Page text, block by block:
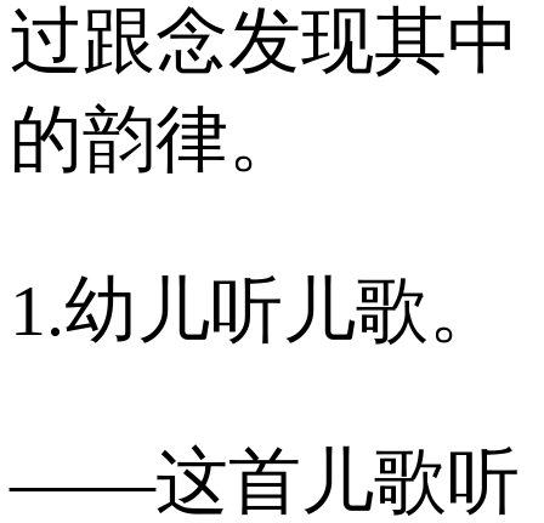
过跟念发现其中
的韵律。
1.幼儿听儿歌。
——这首儿歌听